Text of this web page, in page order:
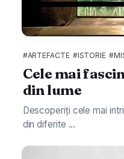
#ARTEFACTE #ISTORIE
Cele mai
din lume
Descoperiți cele mai
din diferite ...